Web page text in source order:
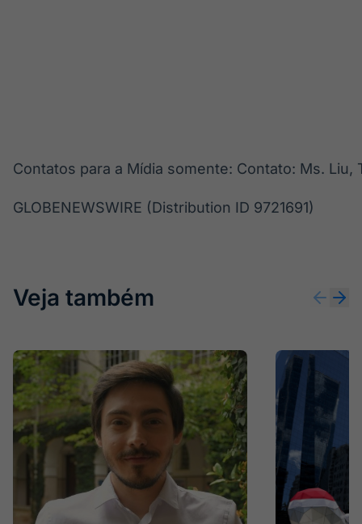
Contatos para a Mídia somente: Contato: Ms. Liu,
GLOBENEWSWIRE (Distribution ID 9721691)
Veja também